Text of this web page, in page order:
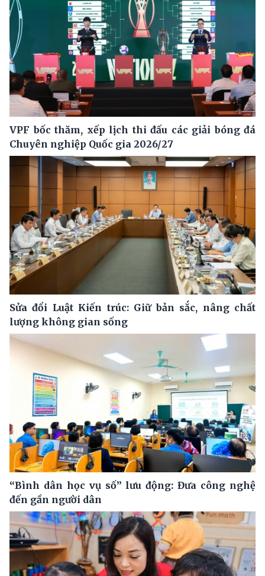
VPF bốc thăm, xếp lịch thi đấu các giải bóng đá
Chuyên nghiệp Quốc gia 2026/27
Sửa đổi Luật Kiến trúc: Giữ bản sắc, nâng chất
lượng không gian sống
“Bình dân học vụ số” lưu động: Đưa công nghệ
đến gần người dân